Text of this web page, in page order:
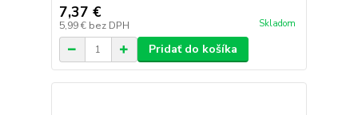
7,37 €
5,99 € bez DPH Skladom
Pridať do košíka